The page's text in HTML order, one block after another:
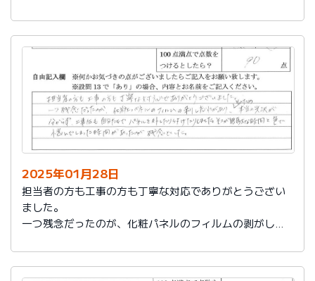
本当に有難うございました。
近い将来、改めて修繕をお願いすることになると思いま
すので、どうぞよろしくお願いいたします。
訪問いただいた当日は、社員教育をしっかりされている
会社だなと思いました。（DXなどとよく聞きますが、や
っぱり人だなぁとアナログ人には思えます）
2025年01月28日
担当者の方も工事の方も丁寧な対応でありがとうござい
ました。
一つ残念だったのが、化粧パネルのフィルムの剥がし忘
分たちでパネルを外したり付けたりしました。そこが無
駄な時間と色で悩んでしまった時間があったのが残念で